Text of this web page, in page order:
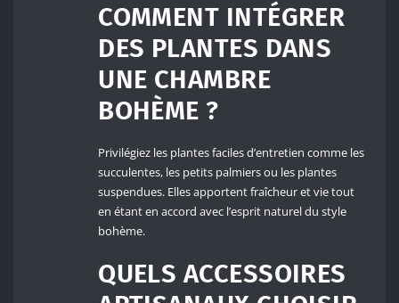
COMMENT INTÉGRER
DES PLANTES DANS
UNE CHAMBRE
BOHÈME ?
Privilégiez les plantes faciles d’entretien comme les
succulentes, les petits palmiers ou les plantes
suspendues. Elles apportent fraîcheur et vie tout
en étant en accord avec l’esprit naturel du style
bohème.
QUELS ACCESSOIRES